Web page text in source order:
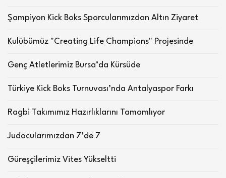
Şampiyon Kick Boks Sporcularımızdan Altın Ziyaret
Kulübümüz "Creating Life Champions" Projesinde
Genç Atletlerimiz Bursa’da Kürsüde
Türkiye Kick Boks Turnuvası’nda Antalyaspor Farkı
Ragbi Takımımız Hazırlıklarını Tamamlıyor
Judocularımızdan 7’de 7
Güreşçilerimiz Vites Yükseltti